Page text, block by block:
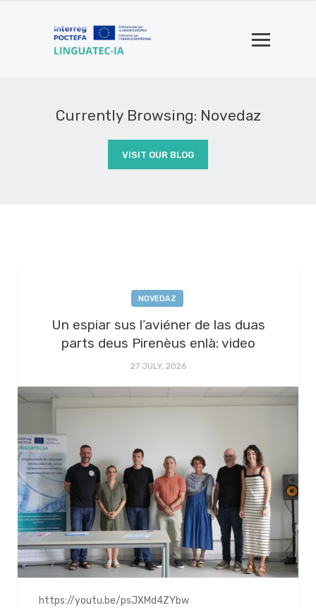
Currently Browsing: Novedaz
VISIT OUR BLOG
NOVEDAZ
Un espiar sus l’aviéner de las duas
parts deus Pirenèus enlà: video
27 JULY, 2026
https://youtu.be/psJXMd4ZYbw